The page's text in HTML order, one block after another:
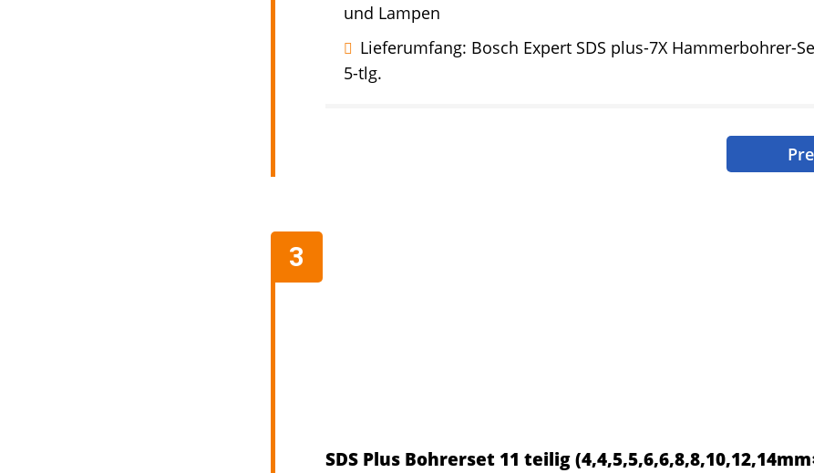
und Lampen
Lieferumfang: Bosch Expert SDS plus-7X Hammerbohrer-
5-tlg.
SDS Plus Bohrerset 11 teilig